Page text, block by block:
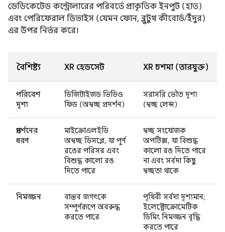
ডেডিকেটেড কন্ট্রোলারের পরিবর্তে প্রাকৃতিক ইনপুট (হাত)
এবং পেরিফেরাল ডিভাইস (যেমন ফোন, ব্লুটুথ কীবোর্ড/ইঁদুর)
এর উপর নির্ভর করে।
বৈশিষ্ট্য XR হেডসেট XR চশমা (তারযুক্ত)
পরিবেশ
দৃশ্য
ডিজিটাইজড ভিডিও
ফিড (অস্বচ্ছ প্রদর্শন)
সরাসরি ভৌত ​​দৃশ্য
(স্বচ্ছ লেন্স)
প্রদর্শনের
ধরণ
মাইক্রোএলইডি
অস্বচ্ছ ডিসপ্লে, যা পূর্ণ
রঙের পরিসর এবং
বিশুদ্ধ কালো রঙ
দিতে পারে
স্বচ্ছ সংযোজক
অপটিক্স, যা বিশুদ্ধ
কালো রঙ দিতে পারে
না এবং সর্বদা কিছু
স্বচ্ছতা থাকে
নিমজ্জন
বাস্তব জগৎকে
সম্পূর্ণরূপে অবরুদ্ধ
করতে পারে
পৃথিবী সর্বদা দৃশ্যমান;
ইলেক্ট্রোক্রোমেটিক
ডিমিং নিমজ্জন বৃদ্ধি
করতে পারে